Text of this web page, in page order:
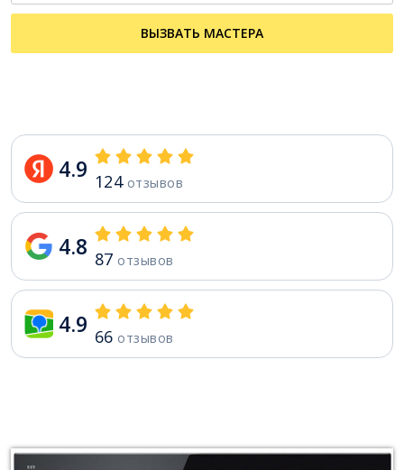
ВЫЗВАТЬ МАСТЕРА
4.9 124отзывов
4.8 87 отзывов
4.9 66 отзывов